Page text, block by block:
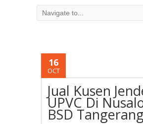
16
OCT
Jual Kusen
UPVC Di
BSD Tangerang